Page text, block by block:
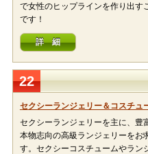
で女性のヒップラインを作り出す
です！
詳 細
22
セクシーランジェリー＆コスチュ
セクシーランジェリーを主に、豊
本物志向の高級ランジェリーをお
す。セクシーコスチュームやラン